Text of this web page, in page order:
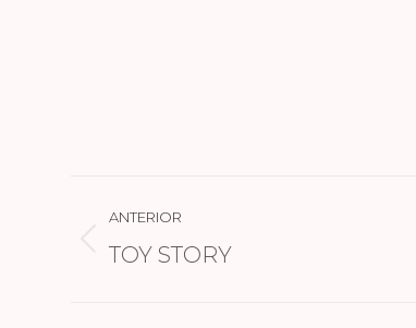
ENTRE
ANTERIOR
Publicación
TOY STORY